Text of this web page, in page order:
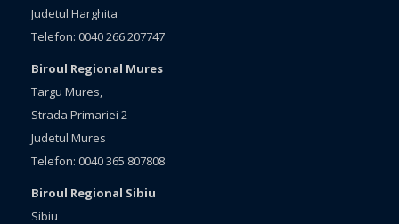
Judetul Harghita
Telefon: 0040 266 207747
Biroul Regional Mures
Targu Mures,
Strada Primariei 2
Judetul Mures
Telefon: 0040 365 807808
Biroul Regional Sibiu
Sibiu